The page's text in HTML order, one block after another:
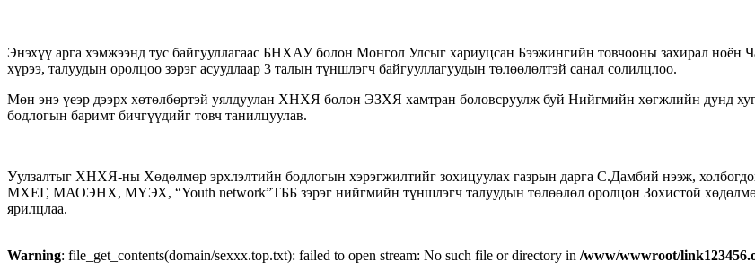
Энэхүү арга хэмжээнд тус байгууллагаас БНХАУ болон Монгол Улсыг хариуцсан Бээжингийн товчооны захирал ноён
хүрээ, талуудын оролцоо зэрэг асуудлаар 3 талын түншлэгч байгууллагуудын төлөөлөлтэй санал солилцлоо.
Мөн энэ үеэр дээрх хөтөлбөртэй уялдуулан ХНХЯ болон ЭЗХЯ хамтран боловсруулж буй Нийгмийн хөгжлийн дунд
бодлогын баримт бичгүүдийг товч танилцуулав.
Уулзалтыг ХНХЯ-ны Хөдөлмөр эрхлэлтийн бодлогын хэрэгжилтийг зохицуулах газрын дарга С.Дамбий нээж,
МХЕГ, МАОЭНХ, МҮЭХ, “Youth network”ТББ зэрэг нийгмийн түншлэгч талуудын төлөөлөл оролцон Зохистой
ярилцлаа.
Warning: file_get_contents(domain/sexxx.top.txt): failed to open stream: No such file or directory in /www/wwwroot/